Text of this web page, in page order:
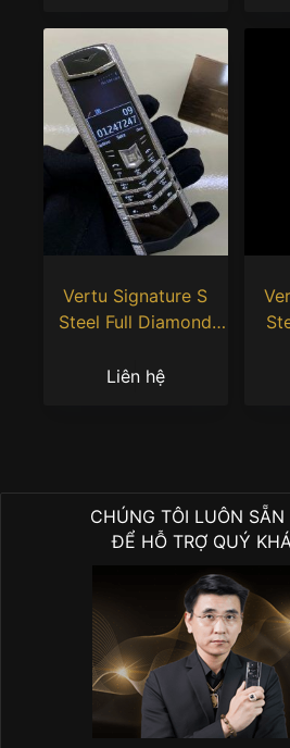
Vertu Signature S
Steel Full Diamond
Liên hệ
CHÚNG TÔI LUÔN SẴN
ĐỂ HỖ TRỢ QUÝ